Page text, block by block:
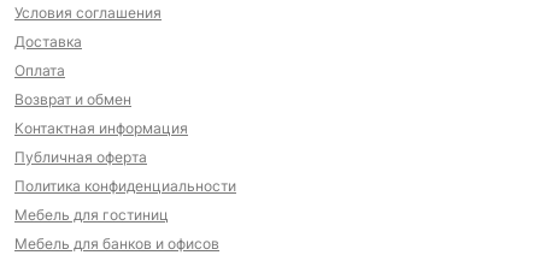
Условия соглашения
Доставка
Оплата
Возврат и обмен
Контактная информация
Публичная оферта
Политика конфиденциальности
Мебель для гостиниц
Мебель для банков и офисов